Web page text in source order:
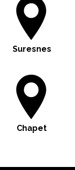
Suresnes
Chapet